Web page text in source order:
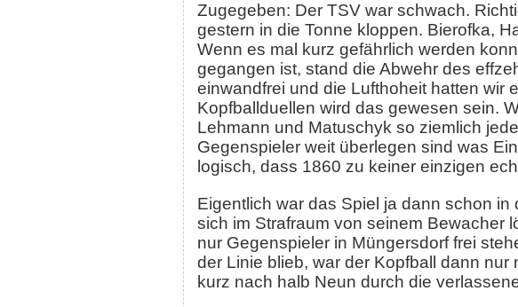
Zugegeben: Der TSV war schwach.
gestern in die Tonne kloppen. Bierofka,
Wenn es mal kurz gefährlich werden
gegangen ist, stand die Abwehr des
einwandfrei und die Lufthoheit hatten wir
Kopfballduellen wird das gewesen sein.
Lehmann und Matuschyk so ziemlich
Gegenspieler weit überlegen sind was
logisch, dass 1860 zu keiner einzigen
Eigentlich war das Spiel ja dann schon
sich im Strafraum von seinem Bewacher
nur Gegenspieler in Müngersdorf frei
der Linie blieb, war der Kopfball dann nur
kurz nach halb Neun durch die